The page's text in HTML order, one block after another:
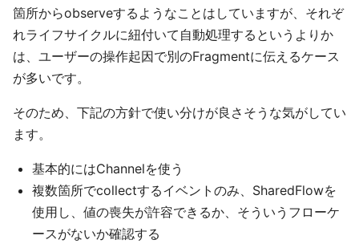
箇所からobserveするようなことはしていますが、それぞ
れライフサイクルに紐付いて自動処理するというよりか
は、ユーザーの操作起因で別のFragmentに伝えるケース
が多いです。
そのため、下記の方針で使い分けが良さそうな気がしてい
ます。
基本的にはChannelを使う
複数箇所でcollectするイベントのみ、SharedFlowを
使用し、値の喪失が許容できるか、そういうフローケ
ースがないか確認する